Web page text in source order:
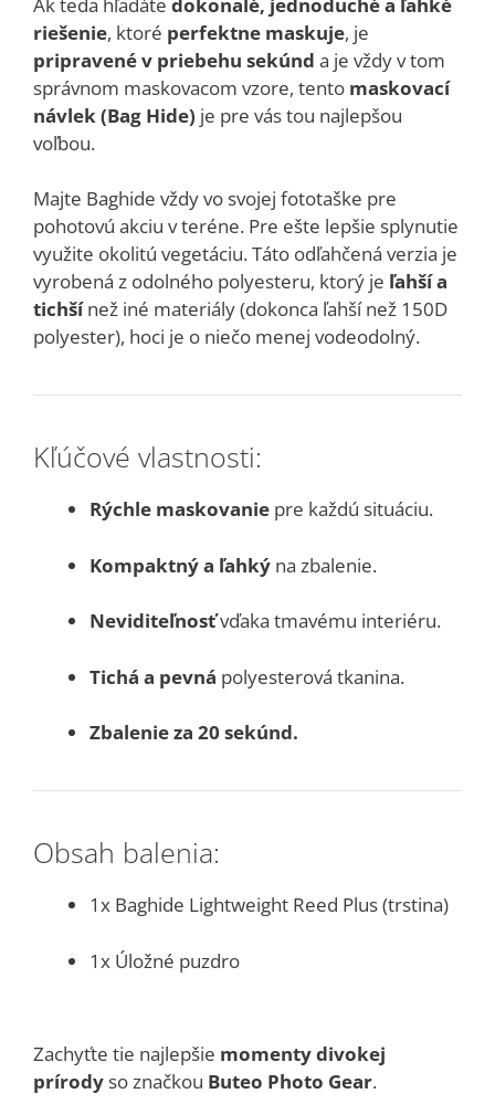
riešenie, ktoré perfektne maskuje, je
pripravené v priebehu sekúnd a je vždy v tom
správnom maskovacom vzore, tento maskovací
návlek (Bag Hide) je pre vás tou najlepšou
voľbou.
Majte Baghide vždy vo svojej fototaške pre
pohotovú akciu v teréne. Pre ešte lepšie splynutie
využite okolitú vegetáciu.Táto odľahčená verzia je
vyrobená z odolného polyesteru, ktorý je ľahší a
tichšínež iné materiály (dokonca ľahší než 150D
polyester), hoci je o niečo menej vodeodolný.
Kľúčové vlastnosti:
Rýchle maskovanie pre každú situáciu.
Kompaktný a ľahký na zbalenie.
Neviditeľnosťvďaka tmavému interiéru.
Tichá a pevná polyesterová tkanina.
Zbalenie za 20 sekúnd.
Obsah balenia:
1x Baghide Lightweight Reed Plus (trstina)
1x Úložné puzdro
Zachyťte tie najlepšie momenty divokej
prírody so značkou Buteo Photo Gear.